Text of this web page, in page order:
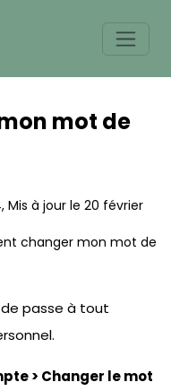
mot de
,Mis à jour le 20 février
changer mon mot de
passe à tout
> Changer le mot